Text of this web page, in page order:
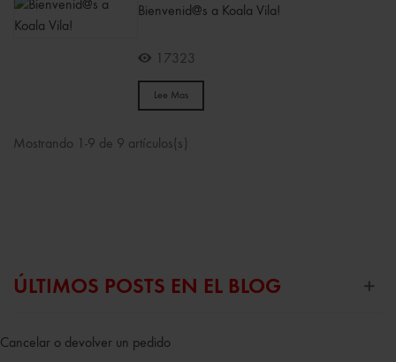
Bienvenid@s a Koala Vila!
17323
Lee Mas
Mostrando 1-9 de 9 artículos(s)
ÚLTIMOS POSTS EN EL BLOG
Cancelar o devolver un pedido